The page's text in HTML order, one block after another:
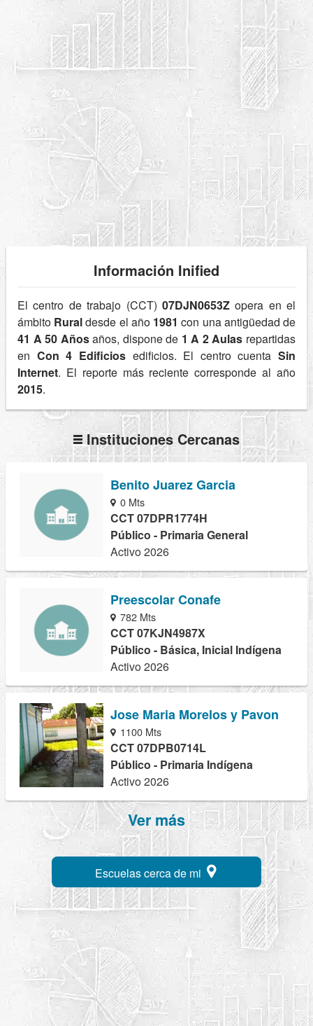
Información Inified
El centro de trabajo (CCT) 07DJN0653Zopera en el
ámbito Ruraldesde el año 1981 con una antigüedad de
41 A 50 Añosaños, dispone de 1 A 2 Aulas repartidas
en Con 4 Edificiosedificios. El centro cuenta Sin
Internet. El reporte más reciente corresponde al año
2015.
Instituciones Cercanas
Benito Juarez Garcia
0 Mts
CCT 07DPR1774H
Público - Primaria General
Activo 2026
Preescolar Conafe
782 Mts
CCT 07KJN4987X
Público - Básica, Inicial Indígena
Activo 2026
Jose Maria Morelos y Pavon
1100 Mts
CCT 07DPB0714L
Público - Primaria Indígena
Activo 2026
Ver más
Escuelas cerca de mi